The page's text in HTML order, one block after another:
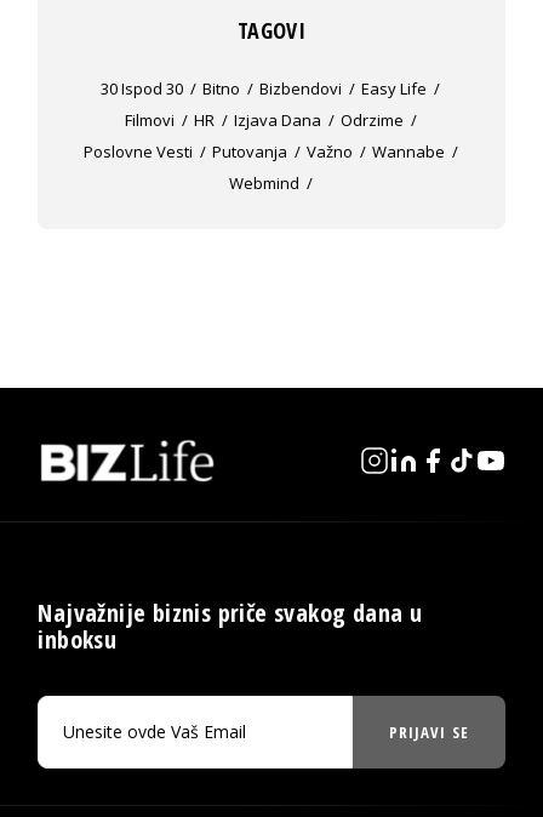
TAGOVI
30 Ispod 30 Bitno Bizbendovi
Easy Life
Filmovi
HR Izjava Dana
Odrzime
Poslovne Vesti
Putovanja Važno
Wannabe
Webmind
Najvažnije biznis priče svakog dana u
inboksu
PRIJAVI SE